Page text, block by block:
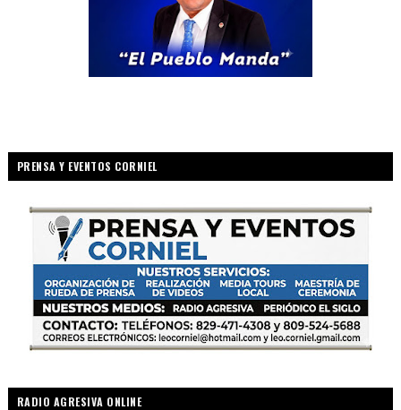
PRENSA Y EVENTOS CORNIEL
RADIO AGRESIVA ONLINE